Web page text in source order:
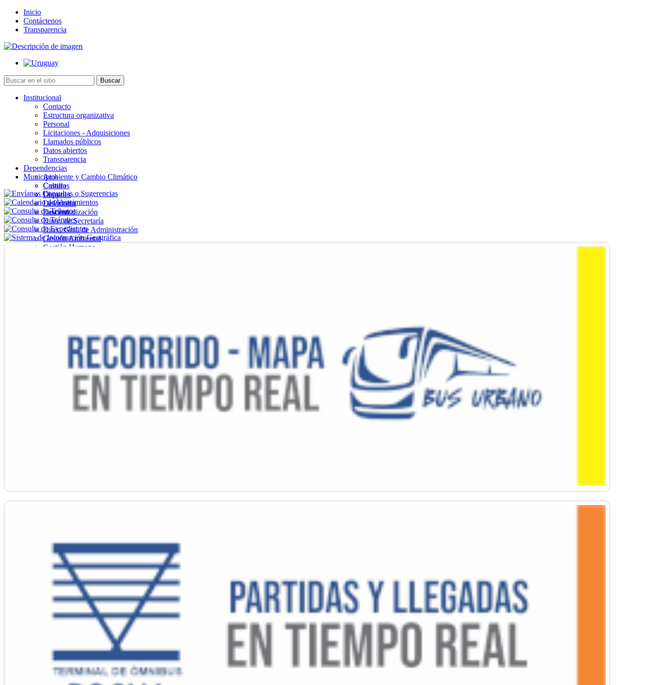
Inicio
Contáctenos
Transparencia
Institucional
Contacto
Estructura organizativa
Personal
Licitaciones - Adquisiciones
Llamados públicos
Datos abiertos
Transparencia
Dependencias
Ambiente y Cambio Climático
Cultura
Deportes
Desarrollo
Descentralización
Direc. de Secretaría
Direc. Gral. de Administración
Gestión Ambiental
Gestión Humana
Municipios
Castillos
Chuy
La Paloma
Lascano